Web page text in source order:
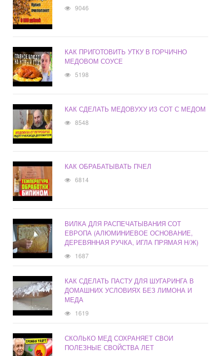
9046
КАК ПРИГОТОВИТЬ УТКУ В ГОРЧИЧНО
МЕДОВОМ СОУСЕ
5198
КАК СДЕЛАТЬ МЕДОВУХУ ИЗ СОТ С МЕДОМ
8548
КАК ОБРАБАТЫВАТЬ ПЧЕЛ
6814
ВИЛКА ДЛЯ РАСПЕЧАТЫВАНИЯ СОТ
ЕВРОПА (АЛЮМИНИЕВОЕ ОСНОВАНИЕ,
ДЕРЕВЯННАЯ РУЧКА, ИГЛА ПРЯМАЯ Н/Ж)
1687
КАК СДЕЛАТЬ ПАСТУ ДЛЯ ШУГАРИНГА В
ДОМАШНИХ УСЛОВИЯХ БЕЗ ЛИМОНА И
МЕДА
1619
СКОЛЬКО МЕД СОХРАНЯЕТ СВОИ
ПОЛЕЗНЫЕ СВОЙСТВА ЛЕТ